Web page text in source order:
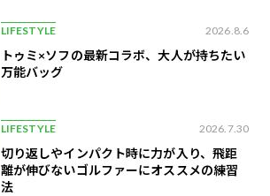
LIFESTYLE 2026.8.6
トゥミ×ソフの最新コラボ、大人が持ちたい
万能バッグ
LIFESTYLE 2026.7.30
切り返しやインパクト時に力が入り、飛距
離が伸びないゴルファーにオススメの練習
法